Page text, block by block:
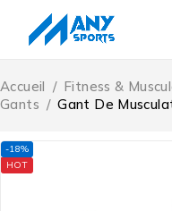
Accueil / Fitness &
Gants / Gant De
-18%
HOT